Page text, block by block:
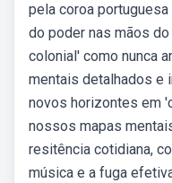
pela coroa
do poder nas mãos
colonial' como nunca
mentais detalhados e
novos horizontes em
nossos mapas
resitência cotidiana,
música e a fuga